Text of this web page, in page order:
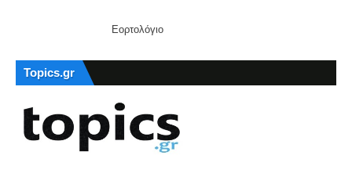
Εορτολόγιο
Topics.gr